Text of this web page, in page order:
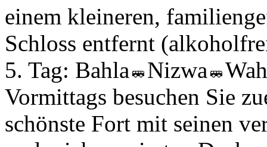
einem kleineren,
Schloss entfernt
5. Tag: Bahla Nizwa
Vormittags besuchen Sie
schönste Fort mit seinen